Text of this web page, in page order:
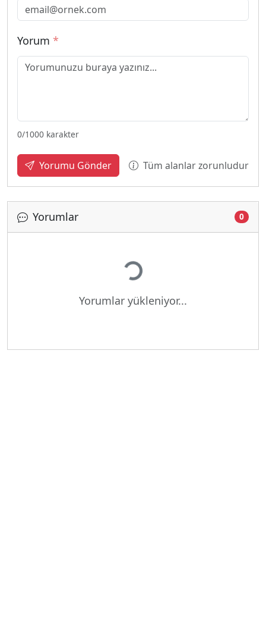
Yorum *
0/1000 karakter
Yorumu Gönder Tüm alanlar zorunludur
Yorumlar 0
Yükleniyor...
Yorumlar yükleniyor...